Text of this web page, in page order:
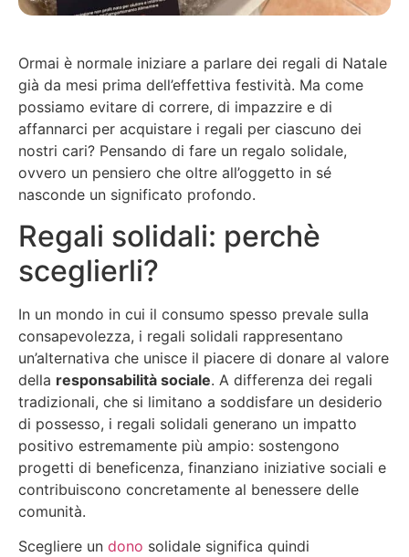
Ormai è normale iniziare a parlare dei regali di Natale
già da mesi prima dell’effettiva festività. Ma come
possiamo evitare di correre, di impazzire e di
affannarci per acquistare i regali per ciascuno dei
nostri cari? Pensando di fare un regalo solidale,
ovvero un pensiero che oltre all’oggetto in sé
nasconde un significato profondo.
Regali solidali: perchè
sceglierli?
In un mondo in cui il consumo spesso prevale sulla
consapevolezza, i regali solidali rappresentano
un’alternativa che unisce il piacere di donare al valore
della responsabilità sociale. A differenza dei regali
tradizionali, che si limitano a soddisfare un desiderio
di possesso, i regali solidali generano un impatto
positivo estremamente più ampio: sostengono
progetti di beneficenza, finanziano iniziative sociali e
contribuiscono concretamente al benessere delle
comunità.
Scegliere un dono solidale significa quindi